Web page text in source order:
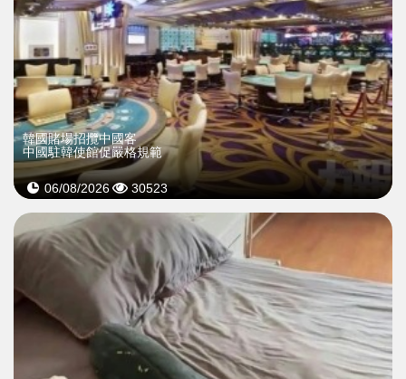
韓國賭場招攬中國客
中國駐韓使館促嚴格規範
06/08/2026 30523